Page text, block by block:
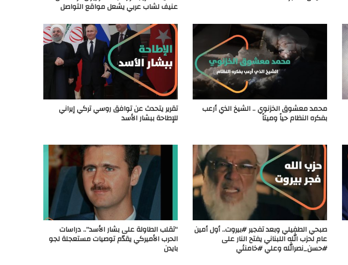
عنيف لشاب عربي يشعل مواقع التواصل
محمد معشوق الخزنوي .. الشيخ الذي أرعب
بفكره النظام حياً وميتاً
تقرير يتحدث عن توافق روسي تركي إيراني
للإطاحة ببشار الأسد
صبحي الطفيلي وبعد تفجير #بيروت.. أول أمين
عام لحزب الله اللبناني يفتح النار على
#حسن_نصرالله وعلي #خامنئي
“تقلب الطاولة على بشار الأسد”.. دراسات
الحرب الأميركي يقدّم توصيات مستعجلة لجو
بايدن